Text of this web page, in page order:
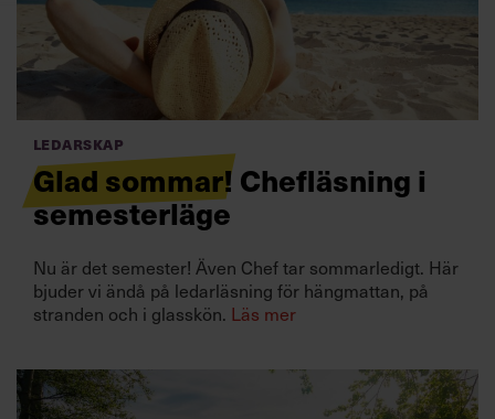
Prenumerera
Villkor och policy för
personuppgiftsbehandling
Ledarskap
Glad sommar! Chefläsning i
semesterläge
Nu är det semester! Även Chef tar sommarledigt. Här
bjuder vi ändå på ledarläsning för hängmattan, på
stranden och i glasskön. Läs mer